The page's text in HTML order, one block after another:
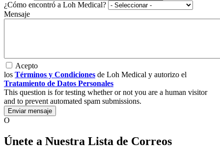
¿Cómo encontró a Loh Medical?
Mensaje
Acepto
los Términos y Condiciones de Loh Medical y autorizo el
Tratamiento de Datos Personales
This question is for testing whether or not you are a human visitor
and to prevent automated spam submissions.
O
Únete a Nuestra Lista de Correos